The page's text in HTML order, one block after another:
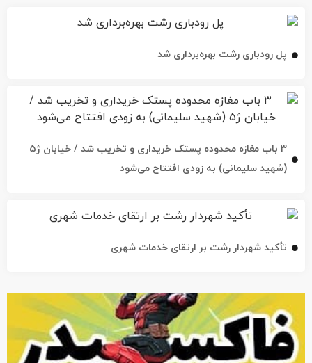
پل رودباری رشت بهره‌برداری شد
۳ باب مغازه محدوده پستک خریداری و تخریب شد / خیابان ژ۵
(شهید سلیمانی) به زودی افتتاح می‌شود
تأکید شهردار رشت بر ارتقای خدمات شهری